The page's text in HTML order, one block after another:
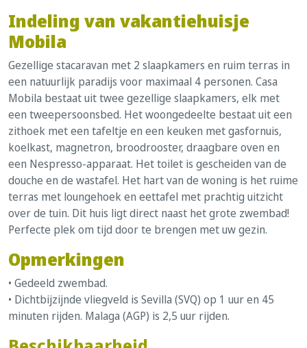
Indeling van vakantiehuisje
Mobila
Gezellige stacaravan met 2 slaapkamers en ruim terras in
een natuurlijk paradijs voor maximaal 4 personen. Casa
Mobila bestaat uit twee gezellige slaapkamers, elk met
een tweepersoonsbed. Het woongedeelte bestaat uit een
zithoek met een tafeltje en een keuken met gasfornuis,
koelkast, magnetron, broodrooster, draagbare oven en
een Nespresso-apparaat. Het toilet is gescheiden van de
douche en de wastafel. Het hart van de woning is het ruime
terras met loungehoek en eettafel met prachtig uitzicht
over de tuin. Dit huis ligt direct naast het grote zwembad!
Perfecte plek om tijd door te brengen met uw gezin.
Opmerkingen
• Gedeeld zwembad.
• Dichtbijzijnde vliegveld is Sevilla (SVQ) op 1 uur en 45
minuten rijden. Malaga (AGP) is 2,5 uur rijden.